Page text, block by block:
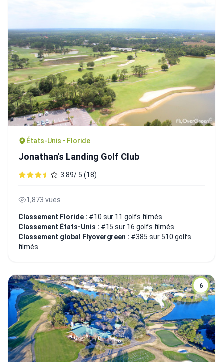
États-Unis • Floride
Jonathan's Landing Golf Club
3.89/ 5 (18)
1,873 vues
Classement Floride : #10 sur 11 golfs filmés
Classement États-Unis : #15 sur 16 golfs filmés
Classement global Flyovergreen : #385 sur 510 golfs
filmés
6